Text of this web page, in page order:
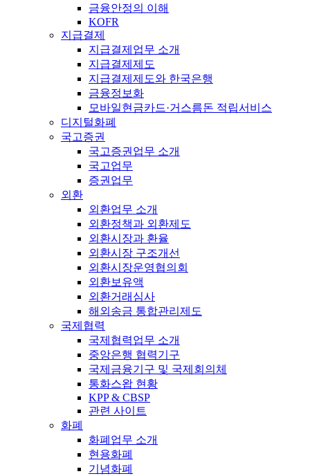
금융안정의 이해
KOFR
지급결제
지급결제업무 소개
지급결제제도
지급결제제도와 한국은행
금융정보화
모바일현금카드·거스름돈 적립서비스
디지털화폐
국고증권
국고증권업무 소개
국고업무
증권업무
외환
외환업무 소개
외환정책과 외환제도
외환시장과 환율
외환시장 구조개선
외환시장운영협의회
외환보유액
외환거래심사
해외송금 통합관리제도
국제협력
국제협력업무 소개
중앙은행 협력기구
국제금융기구 및 국제회의체
통화스왑 현황
KPP & CBSP
관련 사이트
화폐
화폐업무 소개
현용화폐
기념화폐